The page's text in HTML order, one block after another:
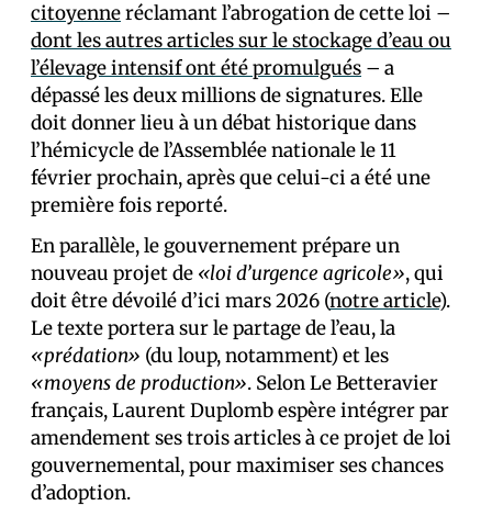
citoyenneréclamant l’abrogation de cette loi –
dont les autres articles sur le stockage d’eau ou
l’élevage intensif ont été promulgués – a
dépassé les deux millions de signatures. Elle
doit donner lieu à un débat historique dans
l’hémicycle de l’Assemblée nationale le 11
février prochain, après que celui-ci a été une
première fois reporté.
En parallèle, le gouvernement prépare un
nouveau projet de «loi d’urgence agricole», qui
doit être dévoilé d’ici mars 2026 (notre article).
Le texte portera sur le partage de l’eau, la
«prédation» (du loup, notamment) et les
«moyens de production». Selon Le Betteravier
français, Laurent Duplomb espère intégrer par
amendement ses trois articles à ce projet de loi
gouvernemental, pour maximiser ses chances
d’adoption.